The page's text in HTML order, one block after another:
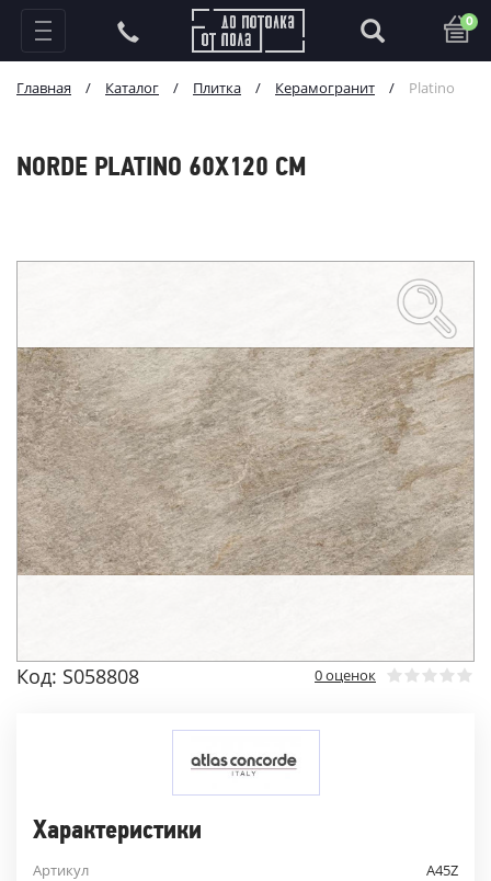
0
Главная / Каталог / Плитка / Керамогранит / Platino
NORDE PLATINO 60X120 СМ
Код: S058808 0 оценок
Характеристики
Артикул
A45Z